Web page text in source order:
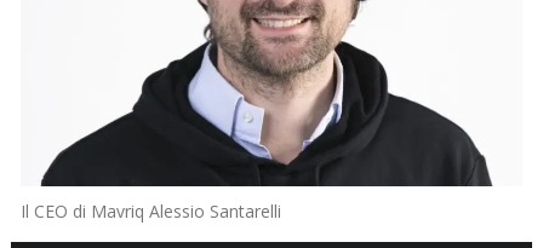
Il CEO di Mavriq Alessio Santarelli